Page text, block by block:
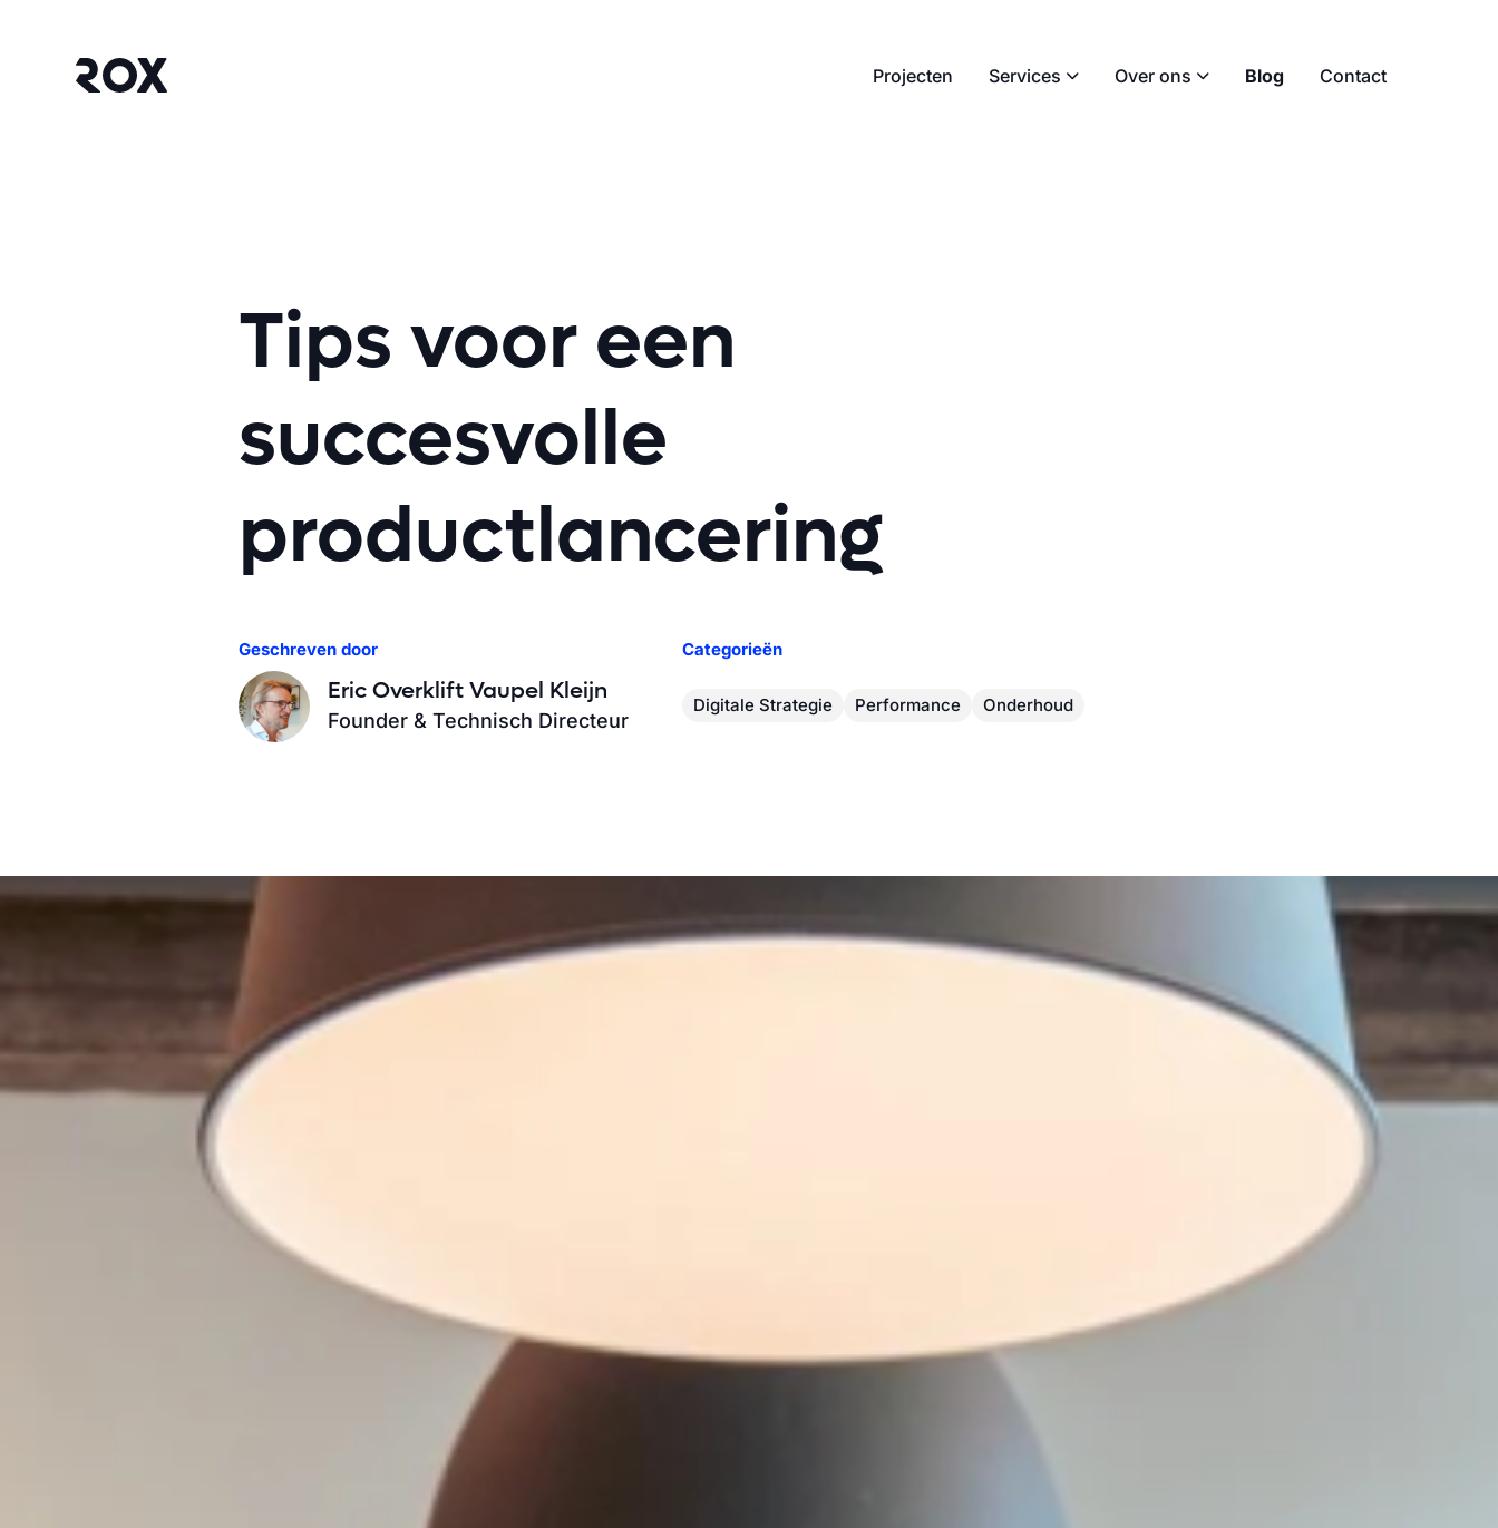
Projecten Services Over ons Blog Contact
Tips voor een
succesvolle
productlancering
Geschreven door
Eric Overklift Vaupel Kleijn
Founder & Technisch Directeur
Categorieën
Digitale Strategie Performance Onderhoud